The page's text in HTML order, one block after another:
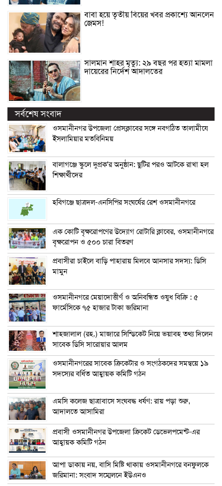
বাবা হয়ে তৃতীয় বিয়ের খবর প্রকাশ্যে আনলেন
জেমস!
সালমান শাহর মৃত্যু: ২৯ বছর পর হত্যা মামলা
দায়েরের নির্দেশ আদালতের
সর্বশেষ সংবাদ
ওসমানীনগর উপজেলা প্রেসক্লাবের সঙ্গে নবগঠিত তালামীযে
ইসলামিয়ার মতবিনিময়
বালাগঞ্জে স্কুলে দুপ্রক’র অনুষ্ঠান: ছুটির পরও আটকে রাখা হল
শিক্ষার্থীদের
হবিগঞ্জে ছাত্রদল-এনসিপির সংঘর্ষের রেশ ওসমানীনগরে
এক কোটি বৃক্ষরোপণের উদ্যোগ রোটারি ক্লাবের, ওসমানীনগরে
বৃক্ষরোপন ও ৫০০ চারা বিতরণ
প্রবাসীরা চাইলে বাড়ি পাহারায় মিলবে আনসার সদস্য: ডিসি
মামুন
ওসমানীনগরে মেয়াদোত্তীর্ণ ও অনিবন্ধিত ওষুধ বিক্রি : ৫
ফার্মেসিকে ৭৫ হাজার টাকা জরিমানা
শাহজালাল (রহ.) মাজারে সিন্ডিকেট নিয়ে ভয়াবহ তথ্য দিলেন
সাবেক ডিসি সারোয়ার আলম
ওসমানীনগরের সাবেক ক্রিকেটার ও সংগঠকদের সমন্বয়ে ১৯
সদস্যের বর্ধিত আহ্বায়ক কমিটি গঠন
এম‌সি কলেজ ছাত্রাবাসে সংঘবদ্ধ ধর্ষণ: রায় পড়া শুরু,
আদালতে আসামিরা
প্রবাসী ওসমানীনগর উপজেলা ক্রিকেট ডেভেলপমেন্ট-এর
আহ্বায়ক কমিটি গঠন
আপা ডাকায় নয়, বাসি মিষ্টি থাকায় ওসমানীনগরে বনফুলকে
জরিমানা: সংবাদ সম্মেলনে ইউএনও